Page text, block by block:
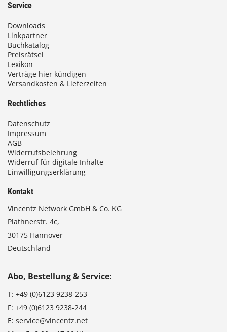
Service
Downloads
Linkpartner
Buchkatalog
Preisrätsel
Lexikon
Verträge hier kündigen
Versandkosten & Lieferzeiten
Rechtliches
Datenschutz
Impressum
AGB
Widerrufsbelehrung
Widerruf für digitale Inhalte
Einwilligungserklärung
Kontakt
Vincentz Network GmbH & Co. KG
Plathnerstr. 4c,
30175 Hannover
Deutschland
Abo, Bestellung & Service:
T: +49 (0)6123 9238-253
F: +49 (0)6123 9238-244
E: service@vincentz.net